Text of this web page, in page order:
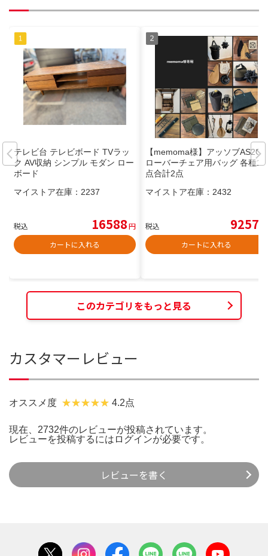
テレビ台 テレビボード TVラッ
ク AV収納 シンプル モダン ロー
ボード
マイストア在庫： 2237
税込 16588円
カートに入れる
【memoma様】アッソブAS2OV
ローバーチェア用バッグ 各種1
点合計2点
マイストア在庫： 2432
税込 9257
カートに入れる
このカテゴリをもっと見る
カスタマーレビュー
オススメ度 4.2点
現在、2732件のレビューが投稿されています。
レビューを投稿するには ログインが必要です。
レビューを書く